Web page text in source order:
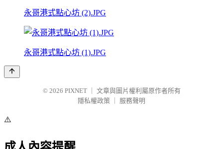
永哥港式點心坊 (2).JPG
永哥港式點心坊 (1).JPG
© 2026 PIXNET
文章與圖片權利屬原作者所有
隱私權政策
服務聲明
⚠️